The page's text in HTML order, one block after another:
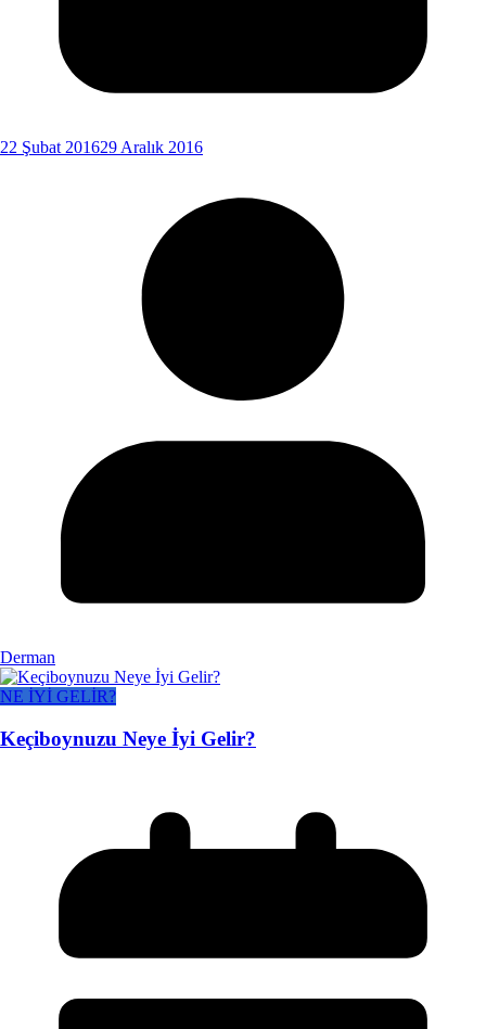
22 Şubat 201629 Aralık 2016
Derman
NE İYİ GELİR?
Keçiboynuzu Neye İyi Gelir?